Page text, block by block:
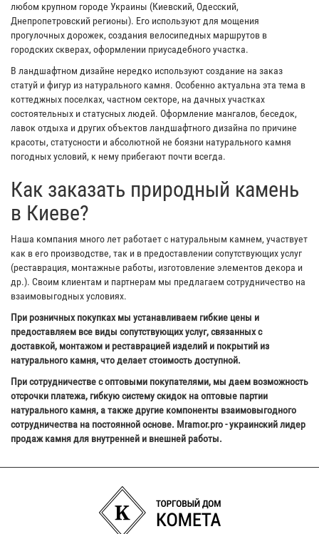
любом крупном городе Украины (Киевский, Одесский,
Днепропетровский регионы). Его используют для мощения
прогулочных дорожек, создания велосипедных маршрутов в
городских скверах, оформлении приусадебного участка.
В ландшафтном дизайне нередко используют создание на заказ
статуй и фигур из натурального камня. Особенно актуальна эта тема в
коттеджных поселках, частном секторе, на дачных участках
состоятельных и статусных людей. Оформление мангалов, беседок,
лавок отдыха и других объектов ландшафтного дизайна по причине
красоты, статусности и абсолютной не боязни натурального камня
погодных условий, к нему прибегают почти всегда.
Как заказать природный камень
в Киеве?
Наша компания много лет работает с натуральным камнем, участвует
как в его производстве, так и в предоставлении сопутствующих услуг
(реставрация, монтажные работы, изготовление элементов декора и
др.). Своим клиентам и партнерам мы предлагаем сотрудничество на
взаимовыгодных условиях.
При розничных покупках мы устанавливаем гибкие цены и
предоставляем все виды сопутствующих услуг, связанных с
доставкой, монтажом и реставрацией изделий и покрытий из
натурального камня, что делает стоимость доступной.
При сотрудничестве с оптовыми покупателями, мы даем возможность
отсрочки платежа, гибкую систему скидок на оптовые партии
натурального камня, а также другие компоненты взаимовыгодного
сотрудничества на постоянной основе. Mramor.pro - украинский лидер
продаж камня для внутренней и внешней работы.